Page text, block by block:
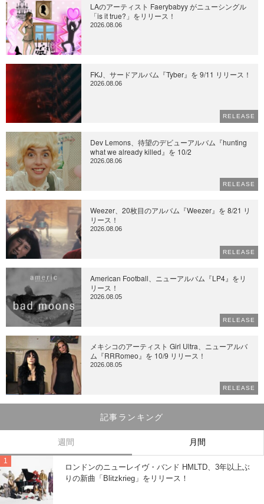
LAのアーティスト Faerybabyy がニューシングル
「is it true?」をリリース！
2026.08.06
FKJ、サードアルバム『Tyber』を 9/11 リリース！
2026.08.06
RELEASE
Dev Lemons、待望のデビューアルバム『hunting
what we already killed』を 10/2
2026.08.06
RELEASE
Weezer、20枚目のアルバム『Weezer』を 8/21 リ
リース！
2026.08.06
RELEASE
American Football、ニューアルバム『LP4』をリ
リース！
2026.08.05
RELEASE
メキシコのアーティスト Girl Ultra、ニューアルバ
ム『RRRomeo』を 10/9 リリース！
2026.08.05
RELEASE
記事ランキング
週間 月間
ロンドンのニューレイヴ・バンド HMLTD、3年以上ぶ
りの新曲「Blitzkrieg」をリリース！